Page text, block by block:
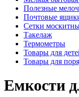
Полезные
Почтовые
Сетки
Такелаж
Термометры
Товары для
Товары для
Емкости